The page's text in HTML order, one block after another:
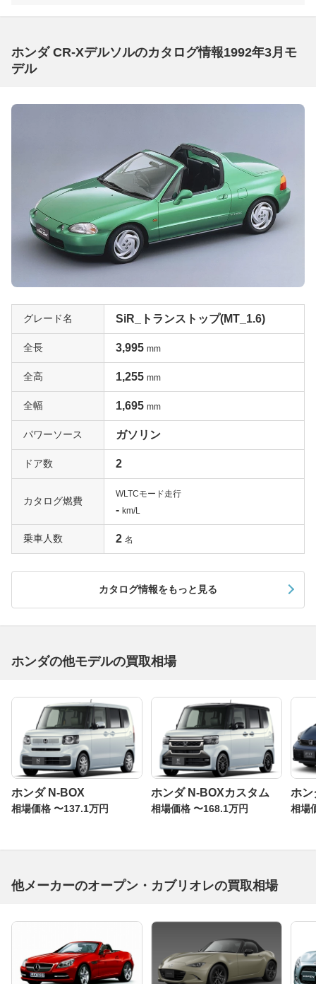
ホンダ CR-Xデルソルのカタログ情報1992年3月モ
デル
グレード名 SiR_トランストップ(MT_1.6)
全長 3,995 mm
全高 1,255 mm
全幅 1,695 mm
パワーソース ガソリン
ドア数 2
カタログ燃費
WLTCモード走行
- km/L
乗車人数 2 名
カタログ情報をもっと見る
ホンダの他モデルの買取相場
ホンダ N-BOX
相場価格 〜137.1万円
ホンダ N-BOXカスタム
相場価格 〜168.1万円
ホン
相場
他メーカーのオープン・カブリオレの買取相場